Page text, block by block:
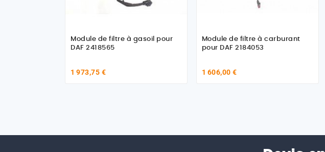
Module de filtre à gasoil pour
DAF 2418565
1 973,75 €
Module de filtre à carburant
pour DAF 2184053
1 606,00 €